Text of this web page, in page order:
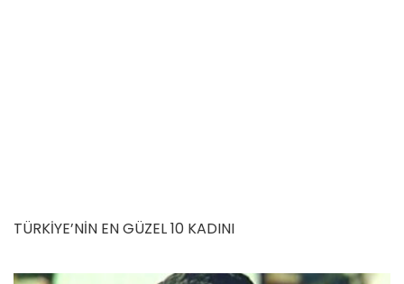
TÜRKİYE’NİN EN GÜZEL 10 KADINI